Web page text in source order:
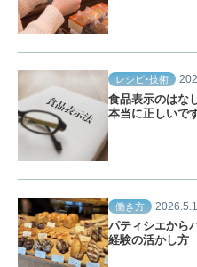
レシピ・技術
食品表示のはな
本当に正しいで
働き方
パティシエから
経験の活かし方